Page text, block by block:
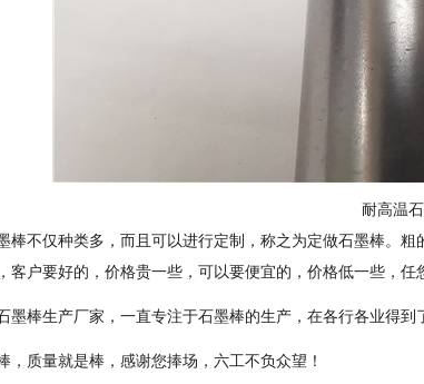
耐高温
棒不仅种类多，而且可以进行定制，称之为定做石墨棒。
客户要好的，价格贵一些，可以要便宜的，价格低一些，任
墨棒生产厂家，一直专注于石墨棒的生产，在各行各业得
，质量就是棒，感谢您捧场，六工不负众望！